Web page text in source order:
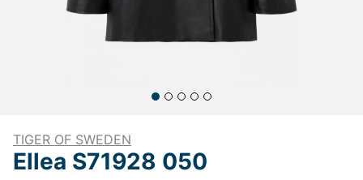
TIGER OF SWEDEN
Ellea S71928 050